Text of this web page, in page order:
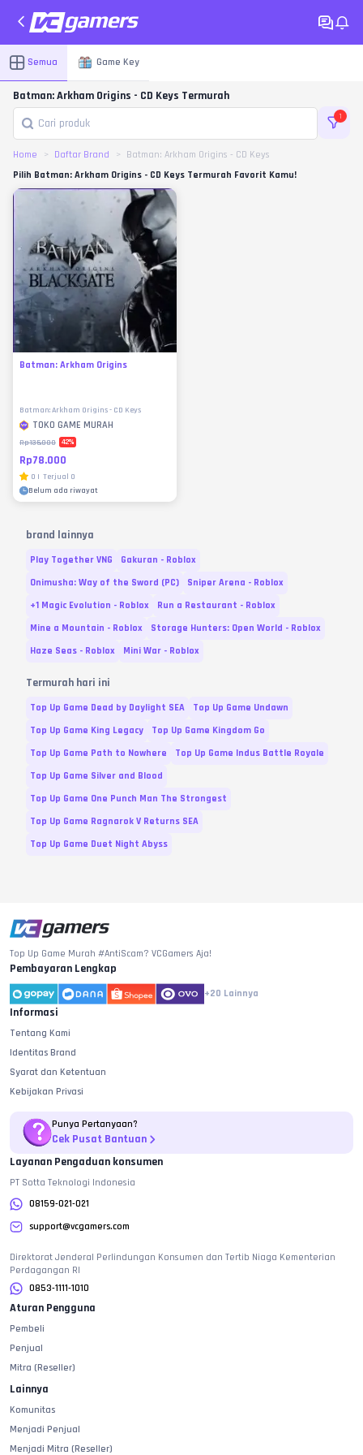
Semua Game Key
Batman: Arkham Origins - CD Keys Termurah
1
Home Daftar Brand
Batman: Arkham Origins - CD Keys
Pilih Batman: Arkham Origins - CD Keys Termurah Favorit Kamu!
Batman: Arkham Origins
Batman: Arkham Origins - CD Keys
TOKO GAME MURAH
Rp135.000 42%
Rp78.000
0 | Terjual 0
Belum ada riwayat
brand lainnya
Play Together VNG
Gakuran - Roblox
Onimusha: Way of the Sword (PC)
Sniper Arena - Roblox
+1 Magic Evolution - Roblox
Run a Restaurant - Roblox
Mine a Mountain - Roblox
Storage Hunters: Open World - Roblox
Haze Seas - Roblox
Mini War - Roblox
Termurah hari ini
Top Up Game Dead by Daylight SEA
Top Up Game Undawn
Top Up Game King Legacy
Top Up Game Kingdom Go
Top Up Game Path to Nowhere
Top Up Game Indus Battle Royale
Top Up Game Silver and Blood
Top Up Game One Punch Man The Strongest
Top Up Game Ragnarok V Returns SEA
Top Up Game Duet Night Abyss
Top Up Game Murah #AntiScam? VCGamers Aja!
Pembayaran Lengkap
+20 Lainnya
Informasi
Tentang Kami
Identitas Brand
Syarat dan Ketentuan
Kebijakan Privasi
Punya Pertanyaan?
Cek Pusat Bantuan
Layanan Pengaduan konsumen
PT Sotta Teknologi Indonesia
08159-021-021
support@vcgamers.com
Direktorat Jenderal Perlindungan Konsumen dan Tertib Niaga Kementerian
Perdagangan RI
0853-1111-1010
Aturan Pengguna
Pembeli
Penjual
Mitra (Reseller)
Lainnya
Komunitas
Menjadi Penjual
Menjadi Mitra (Reseller)